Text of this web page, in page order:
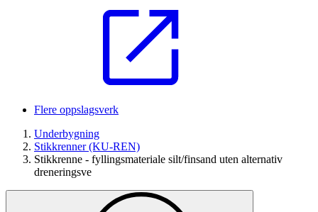
Flere oppslagsverk
Underbygning
Stikkrenner (KU-REN)
Stikkrenne - fyllingsmateriale silt/finsand uten alternativ
dreneringsve